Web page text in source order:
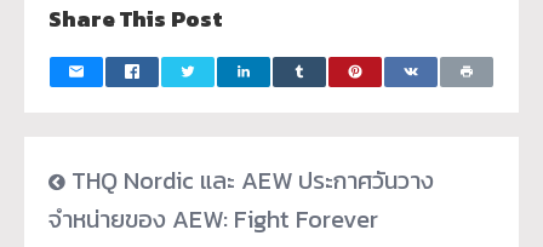
Share This Post
THQ Nordic และ AEW ประกาศวันวาง
จำหน่ายของ AEW: Fight Forever